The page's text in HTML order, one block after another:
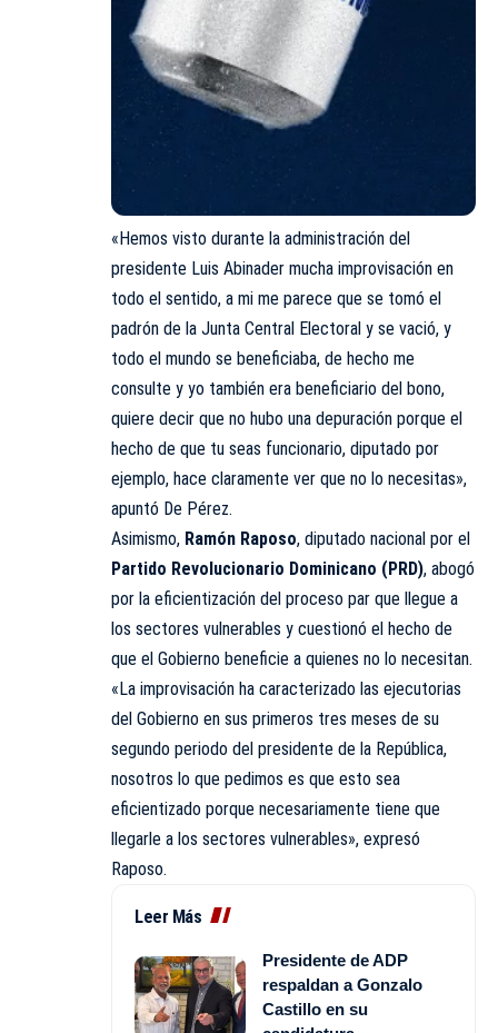
«Hemos visto durante la administración del
presidente Luis Abinader mucha improvisación en
todo el sentido, a mi me parece que se tomó el
padrón de la Junta Central Electoral y se vació, y
todo el mundo se beneficiaba, de hecho me
consulte y yo también era beneficiario del bono,
quiere decir que no hubo una depuración porque el
hecho de que tu seas funcionario, diputado por
ejemplo, hace claramente ver que no lo necesitas»,
apuntó De Pérez.
Asimismo, Ramón Raposo, diputado nacional por el
Partido Revolucionario Dominicano (PRD), abogó
por la eficientización del proceso par que llegue a
los sectores vulnerables y cuestionó el hecho de
que el Gobierno beneficie a quienes no lo necesitan.
«La improvisación ha caracterizado las ejecutorias
del Gobierno en sus primeros tres meses de su
segundo periodo del presidente de la República,
nosotros lo que pedimos es que esto sea
eficientizado porque necesariamente tiene que
llegarle a los sectores vulnerables», expresó
Raposo.
Leer Más
Presidente de ADP
respaldan a Gonzalo
Castillo en su